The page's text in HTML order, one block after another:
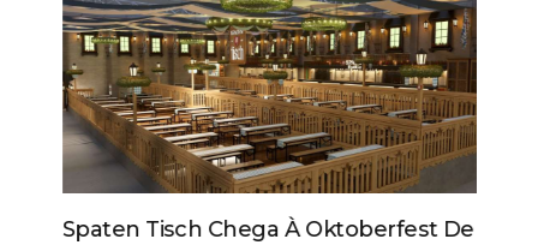
Spaten Tisch Chega À Oktoberfest De